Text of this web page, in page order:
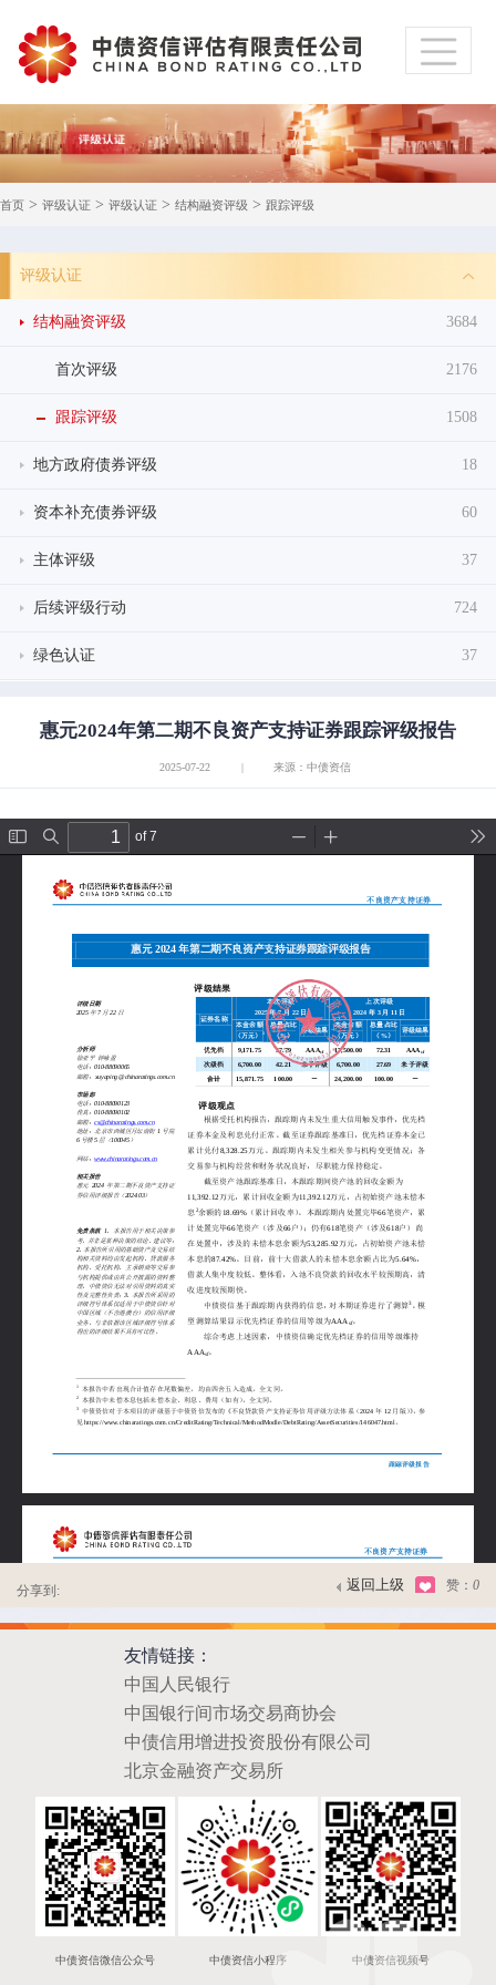
首页 > 评级认证 > 评级认证 > 结构融资评级 > 跟踪评级
评级认证
结构融资评级 3684
首次评级 2176
跟踪评级 1508
地方政府债券评级 18
资本补充债券评级 60
主体评级 37
后续评级行动 724
绿色认证 37
惠元2024年第二期不良资产支持证券跟踪评级报告
2025-07-22 | 来源：中债资信
分享到: 返回上级 赞： 0
友情链接：
中国人民银行
中国银行间市场交易商协会
中债信用增进投资股份有限公司
北京金融资产交易所
中债资信微信公众号 中债资信小程序 中债资信视频号